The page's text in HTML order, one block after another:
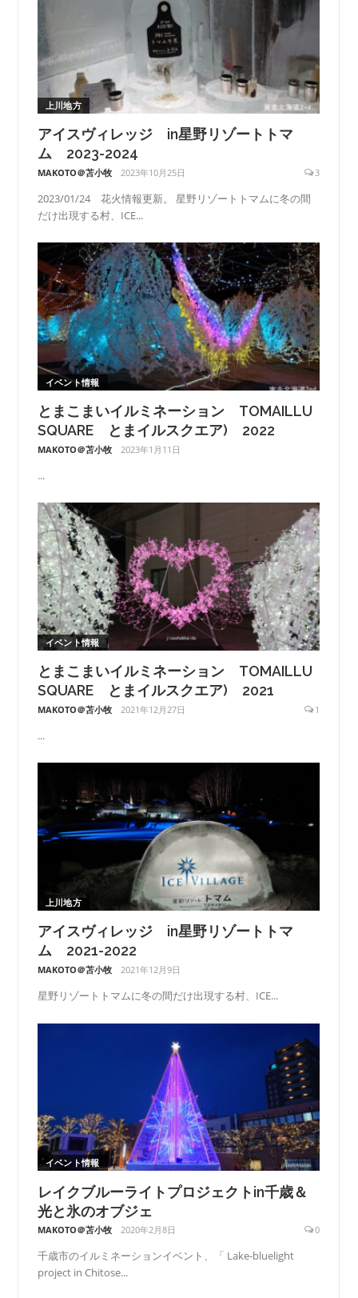
上川地方
アイスヴィレッジ in星野リゾートトマ
ム 2023-2024
MAKOTO＠苫小牧 2023年10月25日 3
2023/01/24 花火情報更新。 星野リゾートトマムに冬の間
だけ出現する村、ICE...
イベント情報
とまこまいイルミネーション TOMAILLU
SQUARE とまイルスクエア) 2022
MAKOTO＠苫小牧 2023年1月11日
...
イベント情報
とまこまいイルミネーション TOMAILLU
SQUARE とまイルスクエア) 2021
MAKOTO＠苫小牧 2021年12月27日 1
...
上川地方
アイスヴィレッジ in星野リゾートトマ
ム 2021-2022
MAKOTO＠苫小牧 2021年12月9日
星野リゾートトマムに冬の間だけ出現する村、ICE...
イベント情報
レイクブルーライトプロジェクトin千歳＆
光と氷のオブジェ
MAKOTO＠苫小牧 2020年2月8日 0
千歳市のイルミネーションイベント、「 Lake-bluelight
project in Chitose...